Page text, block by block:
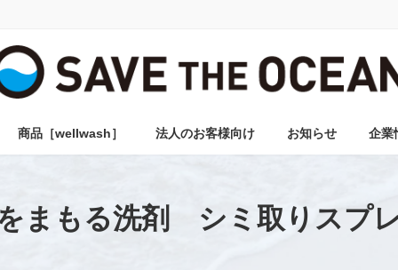
商品［wellwash］ 法人のお客様向け お知らせ 企業
まもる洗剤 シミ取りスプ